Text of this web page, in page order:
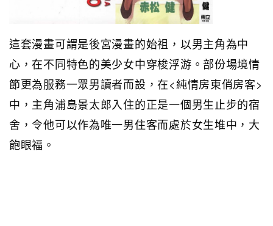
這套漫畫可謂是後宮漫畫的始祖，以男主角為中
心，在不同特色的美少女中穿梭浮游。部份場境情
節更為服務一眾男讀者而設，在<純情房東俏房客>
中，主角浦島景太郎入住的正是一個男生止步的宿
舍，令他可以作為唯一男住客而處於女生堆中，大
飽眼福。